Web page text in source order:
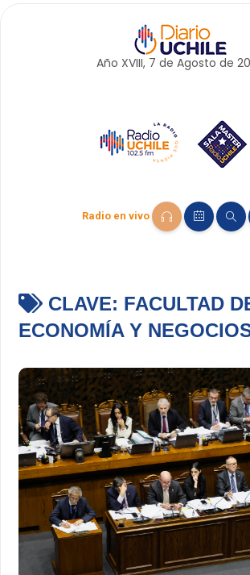
Año XVIII, 7 de Agosto de
Radio en vivo
CLAVE: FACULTAD
ECONOMÍA Y